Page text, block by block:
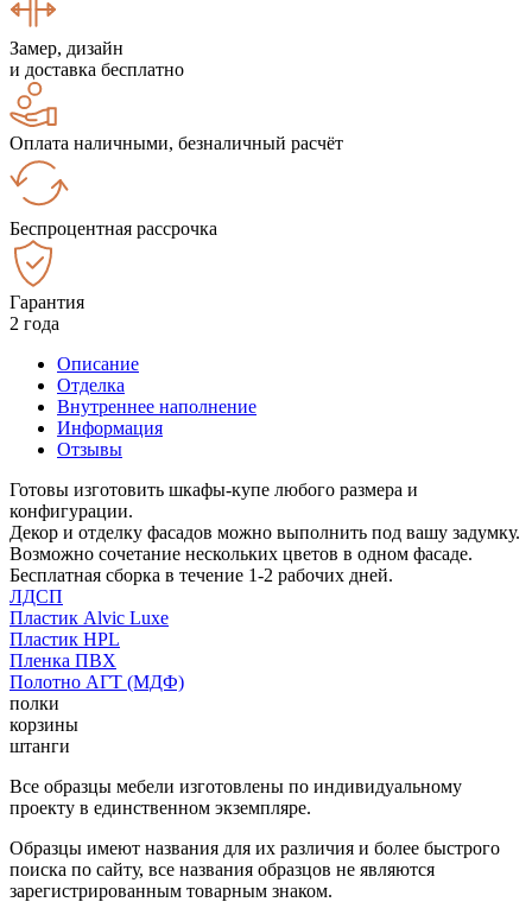
Замер, дизайн
и доставка бесплатно
Оплата наличными, безналичный расчёт
Беспроцентная рассрочка
Гарантия
2 года
Описание
Отделка
Внутреннее наполнение
Информация
Отзывы
Готовы изготовить шкафы-купе любого размера и
конфигурации.
Декор и отделку фасадов можно выполнить под вашу задумку.
Возможно сочетание нескольких цветов в одном фасаде.
Бесплатная сборка в течение 1-2 рабочих дней.
ЛДСП
Пластик Alvic Luxe
Пластик HPL
Пленка ПВХ
Полотно АГТ (МДФ)
полки
корзины
штанги
Все образцы мебели изготовлены по индивидуальному
проекту в единственном экземпляре.
Образцы имеют названия для их различия и более быстрого
поиска по сайту, все названия образцов не являются
зарегистрированным товарным знаком.